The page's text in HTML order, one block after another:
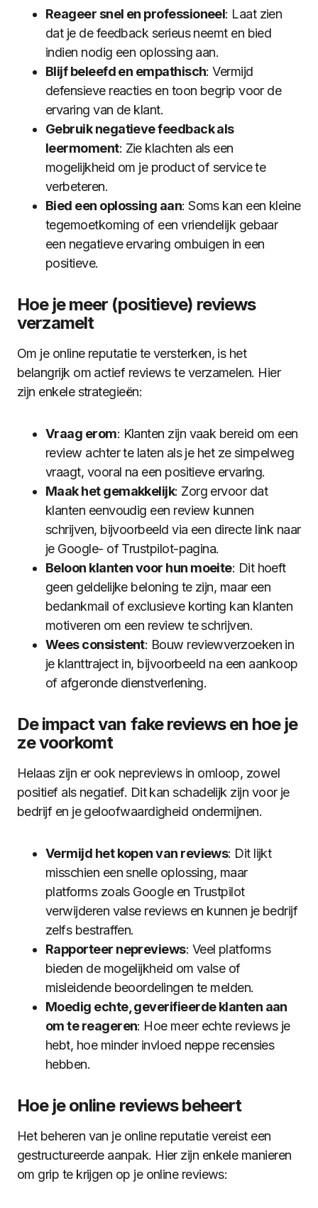
Reageer snel en professioneel: Laat zien
dat je de feedback serieus neemt en bied
indien nodig een oplossing aan.
Blijf beleefd en empathisch: Vermijd
defensieve reacties en toon begrip voor de
ervaring van de klant.
Gebruik negatieve feedback als
leermoment: Zie klachten als een
mogelijkheid om je product of service te
verbeteren.
Bied een oplossing aan: Soms kan een kleine
tegemoetkoming of een vriendelijk gebaar
een negatieve ervaring ombuigen in een
positieve.
Hoe je meer (positieve) reviews
verzamelt
Om je online reputatie te versterken, is het
belangrijk om actief reviews te verzamelen. Hier
zijn enkele strategieën:
Vraag erom: Klanten zijn vaak bereid om een
review achter te laten als je het ze simpelweg
vraagt, vooral na een positieve ervaring.
Maak het gemakkelijk: Zorg ervoor dat
klanten eenvoudig een review kunnen
schrijven, bijvoorbeeld via een directe link naar
je Google- of Trustpilot-pagina.
Beloon klanten voor hun moeite: Dit hoeft
geen geldelijke beloning te zijn, maar een
bedankmail of exclusieve korting kan klanten
motiveren om een review te schrijven.
Wees consistent: Bouw reviewverzoeken in
je klanttraject in, bijvoorbeeld na een aankoop
of afgeronde dienstverlening.
De impact van fake reviews en hoe je
ze voorkomt
Helaas zijn er ook nepreviews in omloop, zowel
positief als negatief. Dit kan schadelijk zijn voor je
bedrijf en je geloofwaardigheid ondermijnen.
Vermijd het kopen van reviews: Dit lijkt
misschien een snelle oplossing, maar
platforms zoals Google en Trustpilot
verwijderen valse reviews en kunnen je bedrijf
zelfs bestraffen.
Rapporteer nepreviews: Veel platforms
bieden de mogelijkheid om valse of
misleidende beoordelingen te melden.
Moedig echte, geverifieerde klanten aan
om te reageren: Hoe meer echte reviews je
hebt, hoe minder invloed neppe recensies
hebben.
Hoe je online reviews beheert
Het beheren van je online reputatie vereist een
gestructureerde aanpak. Hier zijn enkele manieren
om grip te krijgen op je online reviews: